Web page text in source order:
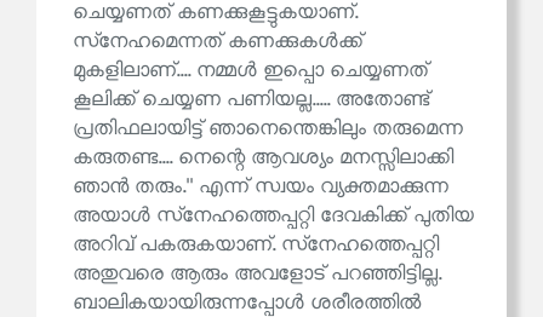
ചെയ്യണത് കണക്കുകൂട്ടുകയാണ്.
സ്‌നേഹമെന്നത് കണക്കുകൾക്ക്
മുകളിലാണ്.... നമ്മൾ ഇപ്പൊ ചെയ്യണത്
കൂലിക്ക് ചെയ്യണ പണിയല്ല..... അതോണ്ട്
പ്രതിഫലായിട്ട് ഞാനെന്തെങ്കിലും തരുമെന്ന
കരുതണ്ട.... നെന്റെ ആവശ്യം മനസ്സിലാക്കി
ഞാൻ തരും.'' എന്ന് സ്വയം വ്യക്തമാക്കുന്ന
അയാൾ സ്‌നേഹത്തെപ്പറ്റി ദേവകിക്ക് പുതിയ
അറിവ് പകരുകയാണ്. സ്‌നേഹത്തെപ്പറ്റി
അതുവരെ ആരും അവളോട് പറഞ്ഞിട്ടില്ല.
ബാലികയായിരുന്നപ്പോൾ ശരീരത്തിൽ